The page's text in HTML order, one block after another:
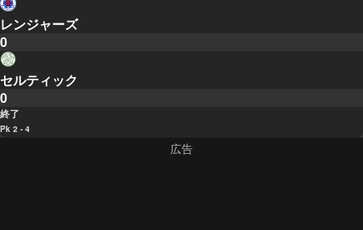
レンジャーズ
0
セルティック
0
終了
Pk 2 - 4